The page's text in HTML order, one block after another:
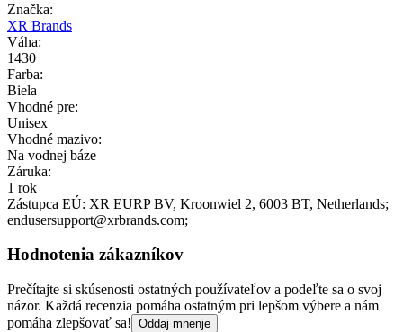
Značka:
XR Brands
Váha:
1430
Farba:
Biela
Vhodné pre:
Unisex
Vhodné mazivo:
Na vodnej báze
Záruka:
1 rok
Zástupca EÚ: XR EURP BV, Kroonwiel 2, 6003 BT, Netherlands;
endusersupport@xrbrands.com;
Hodnotenia zákazníkov
Prečítajte si skúsenosti ostatných používateľov a podeľte sa o svoj
názor. Každá recenzia pomáha ostatným pri lepšom výbere a nám
pomáha zlepšovať sa! Oddaj mnenje